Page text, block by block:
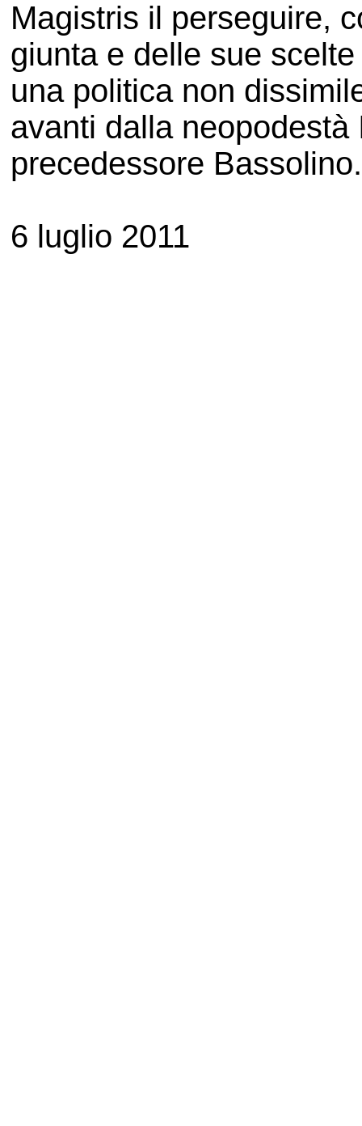
Magistris il perseguire,
giunta e delle sue
una politica non
avanti dalla
precedessore Bassolino.
6 luglio 2011